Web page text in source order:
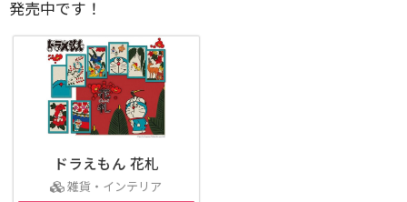
発売中です！
ドラえもん 花札
雑貨・インテリア